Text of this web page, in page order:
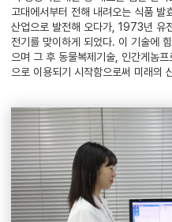
고대에서부터 전해 내려오는 식품 발
산업으로 발전해 오다가, 1973년 유
전기를 맞이하게 되었다. 이 기술에
으며 그 후 동물복제기술, 인간게놈
으로 이용되기 시작함으로써 미래의